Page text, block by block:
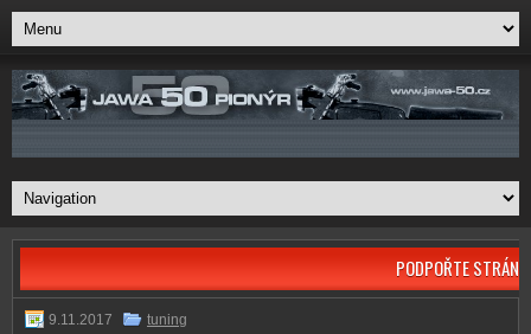
PODPOŘTE
9.11.2017 tuning